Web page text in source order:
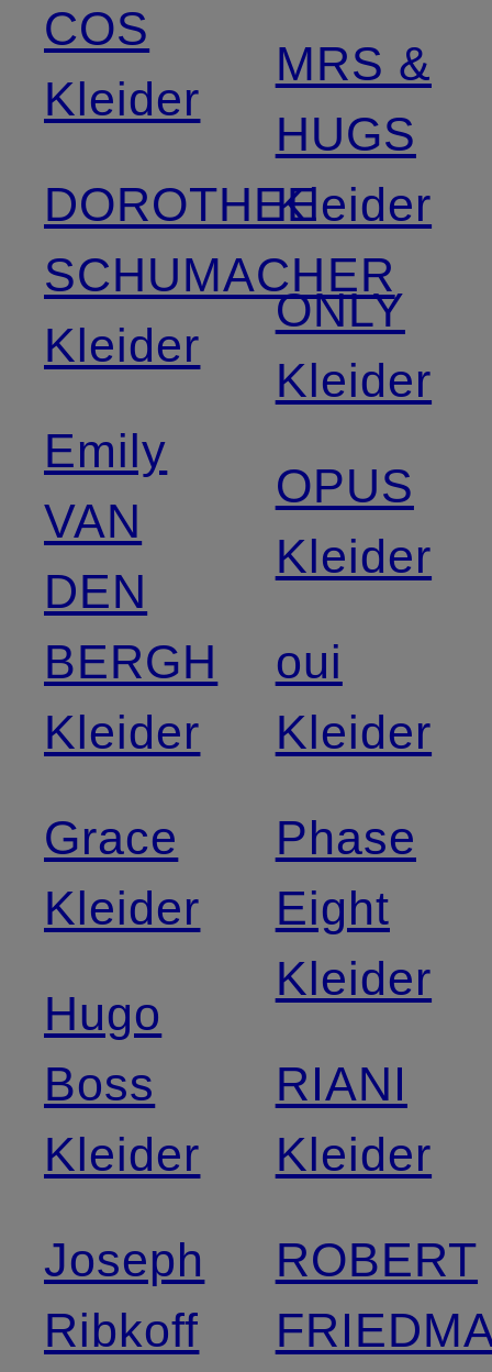
COS
Kleider
DOROTHEE
SCHUMACHER
Kleider
Emily
VAN
DEN
BERGH
Kleider
Grace
Kleider
Hugo
Boss
Kleider
Joseph
Ribkoff
MRS &
HUGS
Kleider
ONLY
Kleider
OPUS
Kleider
oui
Kleider
Phase
Eight
Kleider
RIANI
Kleider
ROBERT